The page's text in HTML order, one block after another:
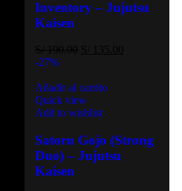
Inventory – Jujutsu
Kaisen
-27%
Añadir al carrito
Quick view
Add to wishlist
Satoru Gojo (Strong
Duo) – Jujutsu
Kaisen